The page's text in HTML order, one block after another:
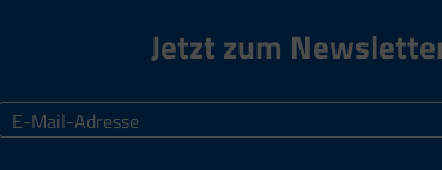
Jetzt zum